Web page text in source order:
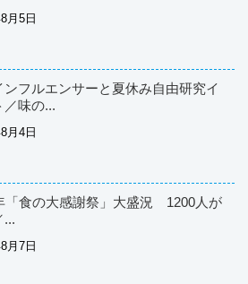
月5日
ンフルエンサーと夏休み自由研究イ
／味の...
月4日
「食の大感謝祭」大盛況 1200人が
...
月7日